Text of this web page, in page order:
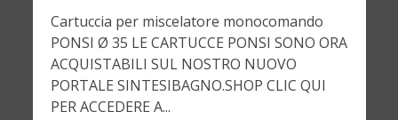
Cartuccia per miscelatore monocomando
PONSI Ø 35 LE CARTUCCE PONSI SONO ORA
ACQUISTABILI SUL NOSTRO NUOVO
PORTALE SINTESIBAGNO.SHOP CLIC QUI
PER ACCEDERE A...